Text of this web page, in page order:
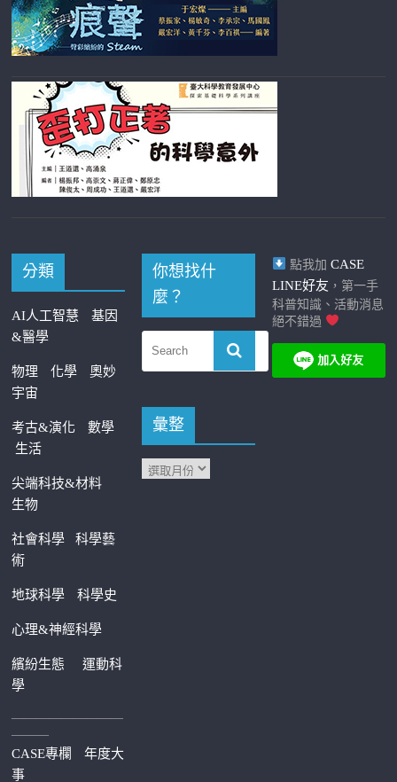
分類
AI人工智慧
基因
&醫學
物理 化學
奧妙
宇宙
考古&演化
數學
生活
尖端科技&材料
生物
社會科學科學藝
術
地球科學 科學史
心理&神經科學
繽紛生態運動科
學
—————————
———
CASE專欄
年度大
事
你想找什
麼？
彙整
點我加 CASE
LINE好友 ，第一手
科普知識、活動消息
絕不錯過